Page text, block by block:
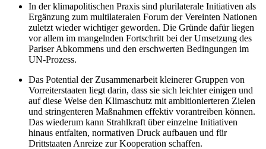
In der klimapolitischen Praxis sind plurilaterale Initiativen als
Ergänzung zum multilateralen Forum der Vereinten Nationen
zuletzt wieder wich­tiger geworden. Die Gründe dafür liegen
vor allem im mangelnden Fortschritt bei der Umsetzung des
Pariser Abkommens und den erschwerten Bedingungen im
UN-Prozess.
Das Potential der Zusammenarbeit kleinerer Gruppen von
Vorreiter­staaten liegt darin, dass sie sich leichter einigen und
auf diese Weise den Klimaschutz mit ambitionierteren Zielen
und stringenteren Maßnahmen effektiv vorantreiben können.
Das wiederum kann Strahlkraft über ein­zelne Initiativen
hinaus entfalten, normativen Druck aufbauen und für
Drittstaaten Anreize zur Kooperation schaffen.